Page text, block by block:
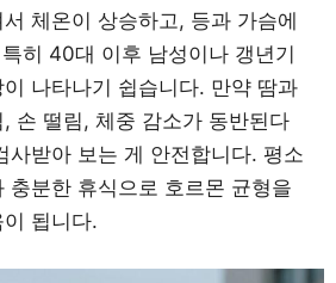
체온이 상승하고, 등과 가슴에
히 40대 이후 남성이나 갱년기
나타나기 쉽습니다. 만약 땀과
손 떨림, 체중 감소가 동반된다
사받아 보는 게 안전합니다. 평소
충분한 휴식으로 호르몬 균형을
됩니다.